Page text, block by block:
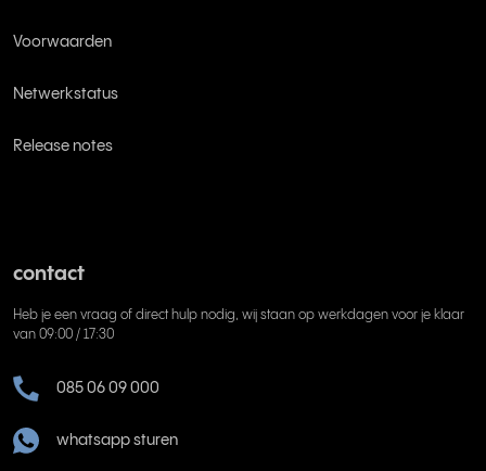
Voorwaarden
Netwerkstatus
Release notes
contact
Heb je een vraag of direct hulp nodig, wij staan op werkdagen voor je klaar
van 09:00 / 17:30
085 06 09 000
whatsapp sturen